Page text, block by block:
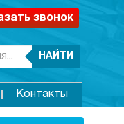
звонок
НАЙТИ
Контакты